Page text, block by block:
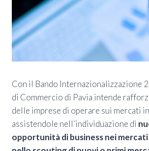
Con il Bando Internazionalizzazione
di Commercio di Pavia intende
delle imprese di operare sui mercati
assistendole nell’individuazione di
opportunità di business nei